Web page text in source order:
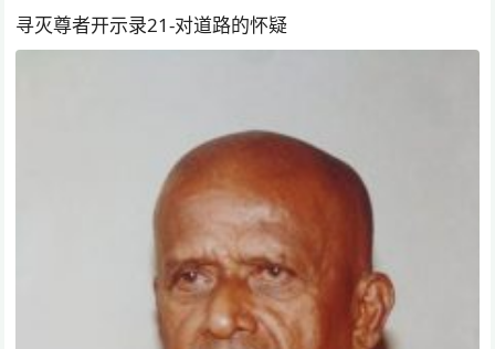
寻灭尊者开示录21-对道路的怀疑